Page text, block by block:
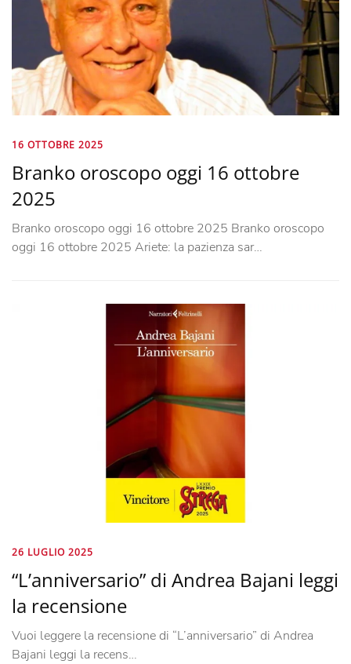
16 OTTOBRE 2025
Branko oroscopo oggi 16 ottobre
2025
Branko oroscopo oggi 16 ottobre 2025 Branko oroscopo
oggi 16 ottobre 2025 Ariete: la pazienza sar…
26 LUGLIO 2025
“L’anniversario” di Andrea Bajani leggi
la recensione
Vuoi leggere la recensione di “L’anniversario” di Andrea
Bajani leggi la recens…